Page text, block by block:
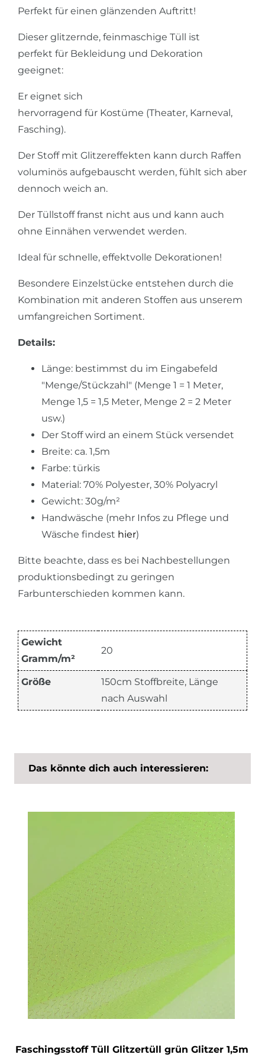
Perfekt für einen glänzenden Auftritt!
Dieser glitzernde, feinmaschige Tüll ist
perfekt für Bekleidung und Dekoration
geeignet:
Er eignet sich
hervorragend für Kostüme (Theater, Karneval,
Fasching).
Der Stoff mit Glitzereffekten kann durch Raffen
voluminös aufgebauscht werden, fühlt sich aber
dennoch weich an.
Der Tüllstoff franst nicht aus und kann auch
ohne Einnähen verwendet werden.
Ideal für schnelle, effektvolle Dekorationen!
Besondere Einzelstücke entstehen durch die
Kombination mit anderen Stoffen aus unserem
umfangreichen Sortiment.
Details:
Länge: bestimmst du im Eingabefeld
"Menge/Stückzahl" (Menge 1 = 1 Meter,
Menge 1,5 = 1,5 Meter, Menge 2 = 2 Meter
usw.)
Der Stoff wird an einem Stück versendet
Breite: ca. 1,5m
Farbe: türkis
Material: 70% Polyester, 30% Polyacryl
Gewicht: 30g/m²
Handwäsche (mehr Infos zu Pflege und
Wäsche findest hier)
Bitte beachte, dass es bei Nachbestellungen
produktionsbedingt zu geringen
Farbunterschieden kommen kann.
Gewicht
Gramm/m²
20
Größe
150cm Stoffbreite, Länge
nach Auswahl
Das könnte dich auch interessieren:
Faschingsstoff Tüll Glitzertüll grün Glitzer 1,5m